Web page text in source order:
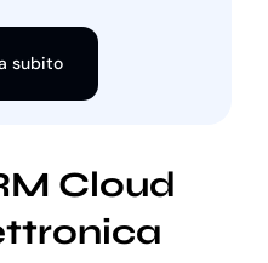
subito
Cloud